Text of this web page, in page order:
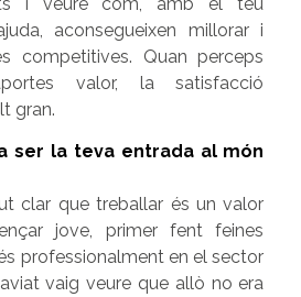
aconsegueixen millorar i
competitives. Quan perceps
valor, la satisfacció
gran.
ser la teva entrada al món
clar que treballar és un valor
jove, primer fent feines
professionalment en el sector
vaig veure que allò no era